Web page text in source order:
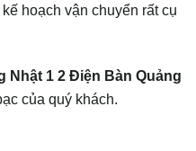
hoạch vận chuyển rất cụ
Nhật 1 2 Điện Bàn Quảng
của quý khách.